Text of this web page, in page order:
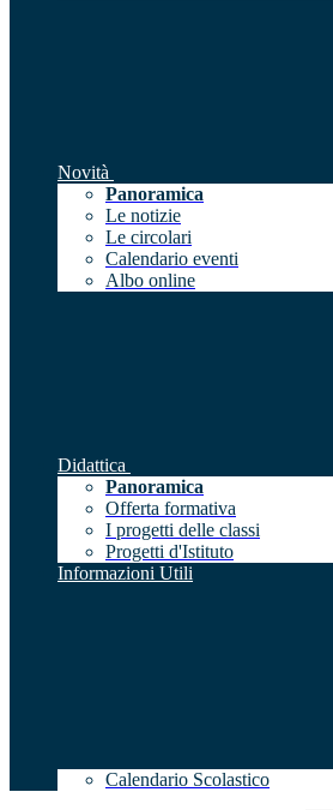
Novità
Panoramica
Le notizie
Le circolari
Calendario eventi
Albo online
Didattica
Panoramica
Offerta formativa
I progetti delle classi
Progetti d'Istituto
Informazioni Utili
Calendario Scolastico